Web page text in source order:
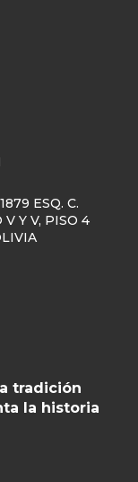
ESQ. C.
Y V, PISO 4
tradición
la historia